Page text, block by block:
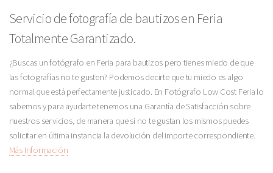
Servicio de fotografía de bautizos en Feria
Totalmente Garantizado.
¿Buscas un fotógrafo en Feria para bautizos pero tienes miedo de que
las fotografías no te gusten? Podemos decirte que tu miedo es algo
normal que está perfectamente justicado. En Fotógrafo Low Cost Feria lo
sabemos y para ayudarte tenemos una Garantía de Satisfacción sobre
nuestros servicios, de manera que si no te gustan los mismos puedes
solicitar en última instancia la devolución del importe correspondiente.
Más Información